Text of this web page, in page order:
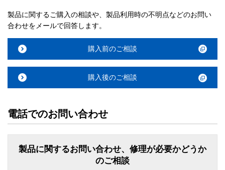
製品に関するご購入の相談や、製品利用時の不明点などのお問い
合わせをメールで回答します。
購入前のご相談
購入後のご相談
電話でのお問い合わせ
製品に関するお問い合わせ、修理が必要かどうか
のご相談